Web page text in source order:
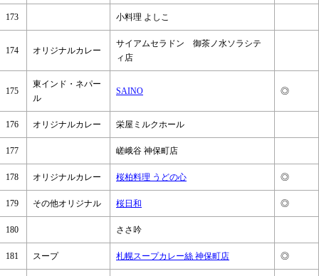
173 小料理 よしこ
174 オリジナルカレー
サイアムセラドン 御茶ノ水ソラシテ
ィ店
175
東インド・ネパー
ル
SAINO ◎
176 オリジナルカレー 栄屋ミルクホール
177 嵯峨谷 神保町店
178 オリジナルカレー 桜柏料理 うどの心 ◎
179 その他オリジナル 桜日和 ◎
180 ささ吟
181 スープ 札幌スープカレー絲 神保町店 ◎